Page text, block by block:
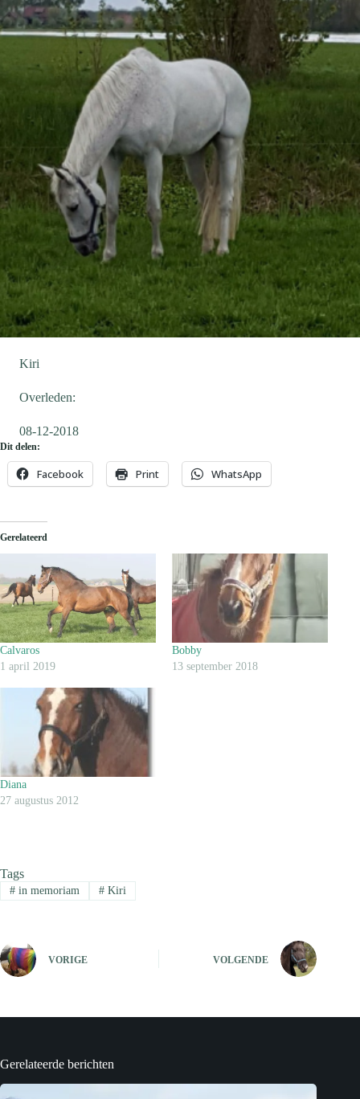
Kiri
Overleden:
08-12-2018
Dit delen:
Facebook Print WhatsApp
Gerelateerd
Calvaros
1 april 2019
Bobby
13 september 2018
Diana
27 augustus 2012
Tags
#in memoriam #Kiri
VORIGE VOLGENDE
Gerelateerde berichten